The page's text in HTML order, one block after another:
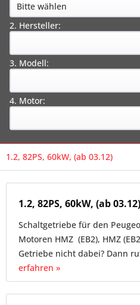
2. Hersteller:
3. Modell:
4. Motor:
1.2, 82PS, 60kW, (ab 03.12)
1.2, 82PS, 60kW, (ab 03.12)
Schaltgetriebe für den
Motoren HMZ (EB2), HMZ
Getriebe nicht dabei? Dann
erfahren »